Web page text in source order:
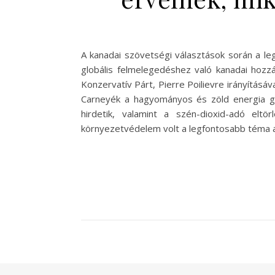
A kanadai szövetségi választások során a
globális felmelegedéshez való kanadai
Konzervatív Párt, Pierre Poilievre
Carneyék a hagyományos és zöld energia
hirdetik, valamint a szén-dioxid-adó
környezetvédelem volt a legfontosabb